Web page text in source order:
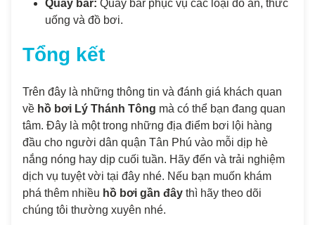
Quầy bar: Quầy bar phục vụ các loại đồ ăn, thức
uống và đồ bơi.
Tổng kết
Trên đây là những thông tin và đánh giá khách quan
về hồ bơi Lý Thánh Tông mà có thể bạn đang quan
tâm. Đây là một trong những địa điểm bơi lội hàng
đầu cho người dân quận Tân Phú vào mỗi dịp hè
nắng nóng hay dịp cuối tuần. Hãy đến và trải nghiệm
dịch vụ tuyệt vời tại đây nhé. Nếu bạn muốn khám
phá thêm nhiều hồ bơi gần đây thì hãy theo dõi
chúng tôi thường xuyên nhé.